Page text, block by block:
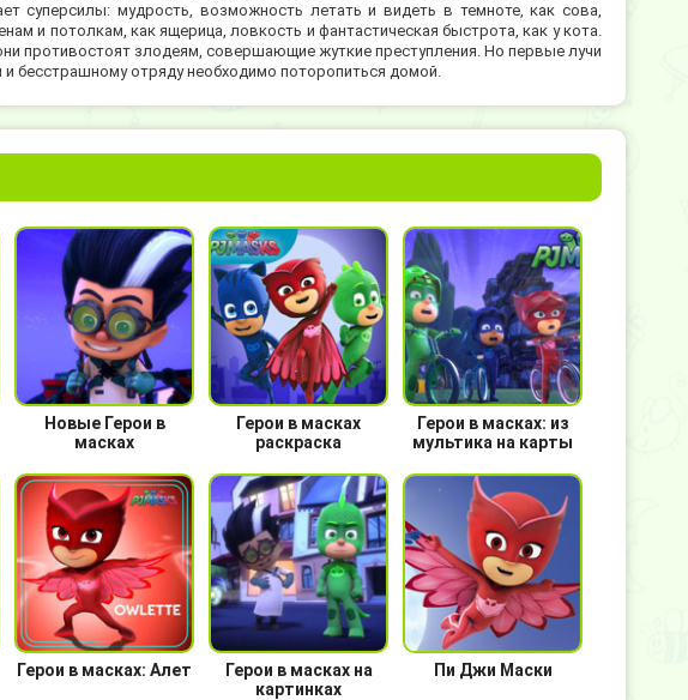
суперсилы: мудрость, возможность летать и видеть в темноте, как сова,
и потолкам, как ящерица, ловкость и фантастическая быстрота, как у кота.
противостоят злодеям, совершающие жуткие преступления. Но первые лучи
бесстрашному отряду необходимо поторопиться домой.
Новые Герои в
масках
Герои в масках
раскраска
Герои в масках: из
мультика на карты
Герои в масках: Алет
Герои в масках на
картинках
Пи Джи Маски